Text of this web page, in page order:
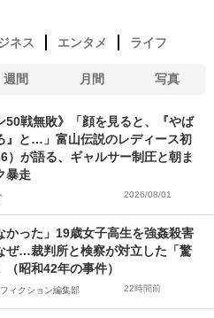
ネス エンタメ ライフ
週間 月間 写真
50戦無敗》「顔を見ると、『やば
』と…」富山伝説のレディース初
）が語る、ギャルサー制圧と朝ま
暴走
2026/08/01
かった」19歳女子高生を強姦殺害
ぜ…裁判所と検察が対立した「驚
（昭和42年の事件）
ィクション編集部 22時間前